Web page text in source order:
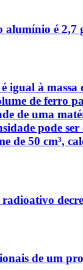
alumínio é 2,7
igual à
de ferro
de uma
pode
de 50 cm³,
de um